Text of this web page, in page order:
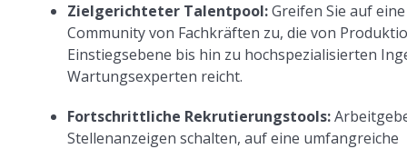
Zielgerichteter Talentpool:Greifen Sie auf
Community von Fachkräften zu, die von
Einstiegsebene bis hin zu hochspezialisierten
Wartungsexperten reicht.
Fortschrittliche Rekrutierungstools:
Stellenanzeigen schalten, auf eine umfangreiche